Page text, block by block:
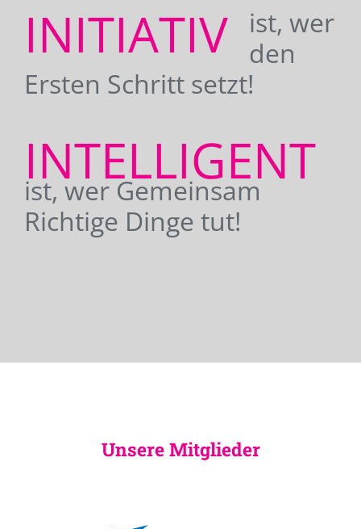
INITIATIV
ist, wer
den
Ersten Schritt setzt!
INTELLIGENT
ist, wer Gemeinsam
Richtige Dinge tut!
Unsere Mitglieder